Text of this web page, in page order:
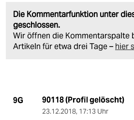
Die Kommentarfunktion unter
geschlossen.
Wir öffnen die Kommentarspalte
Artikeln für etwa drei Tage – hier
9G 90118 (Profil gelöscht)
23.12.2018, 17:13 Uhr